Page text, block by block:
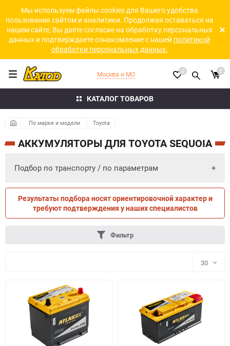
Мы используем файлы cookies для Вашего удобства
пользования сайтом и аналитики. Продолжая оставаться на
нашем сайте, Вы даёте согласие на обработку персональных
данных и подтверждаете ознакомление с нашей политикой
обработки персональных данных.
КАТАЛОГ ТОВАРОВ
Москва и МО 0 0
По марке и модели Toyota
АККУМУЛЯТОРЫ ДЛЯ TOYOTA SEQUOIA
Подбор по транспорту / по параметрам
ПО ТРАНСПОРТУ ПО ПАРАМЕТРАМ
Результаты подбора носят ориентировочной характер и
требуют подтверждения у наших специалистов
Фильтр
30
30
60